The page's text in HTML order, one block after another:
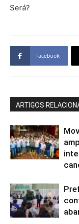
Será?
Facebook
ARTIGOS